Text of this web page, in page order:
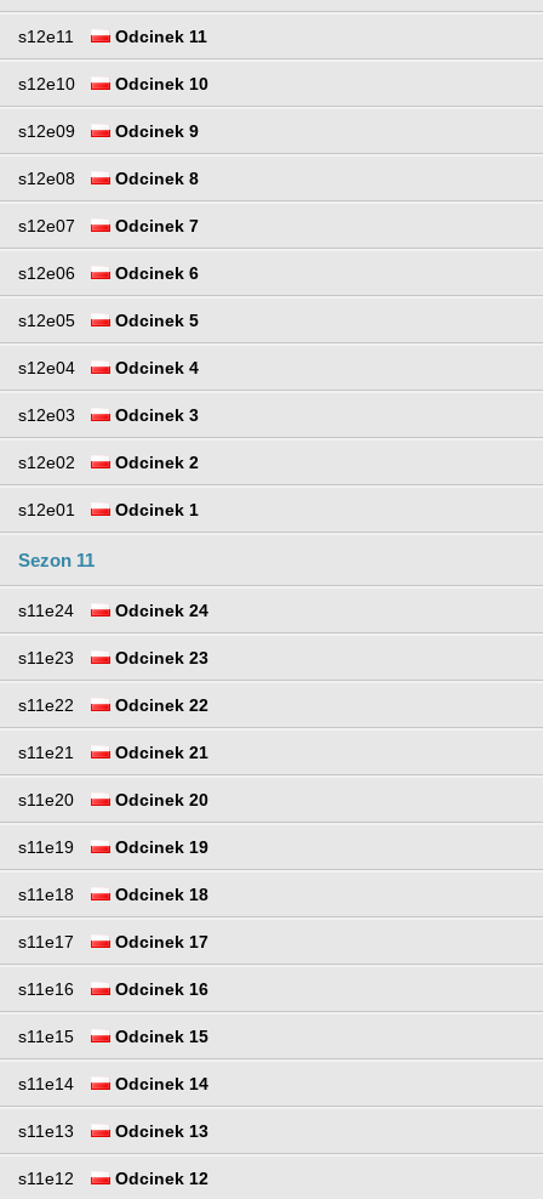
s12e11 Odcinek 11
s12e10 Odcinek 10
s12e09 Odcinek 9
s12e08 Odcinek 8
s12e07 Odcinek 7
s12e06 Odcinek 6
s12e05 Odcinek 5
s12e04 Odcinek 4
s12e03 Odcinek 3
s12e02 Odcinek 2
s12e01 Odcinek 1
Sezon 11
s11e24 Odcinek 24
s11e23 Odcinek 23
s11e22 Odcinek 22
s11e21 Odcinek 21
s11e20 Odcinek 20
s11e19 Odcinek 19
s11e18 Odcinek 18
s11e17 Odcinek 17
s11e16 Odcinek 16
s11e15 Odcinek 15
s11e14 Odcinek 14
s11e13 Odcinek 13
s11e12 Odcinek 12